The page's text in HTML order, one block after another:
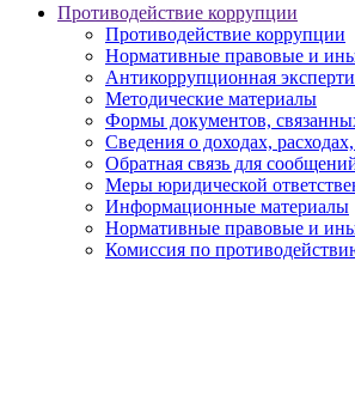
Противодействие коррупции
Противодействие коррупции
Нормативные правовые и
Антикоррупционная
Методические материалы
Формы документов,
Сведения о доходах,
Обратная связь для
Меры юридической
Информационные материалы
Нормативные правовые и
Комиссия по